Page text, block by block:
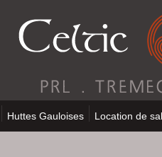
Huttes Gauloises Location de